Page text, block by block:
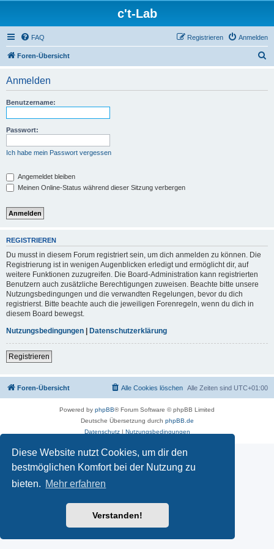
Diese Website nutzt Cookies, um dir den
bestmöglichen Komfort bei der Nutzung zu
bieten. Mehr erfahren
Verstanden!
c't-Lab
FAQ Anmelden
Registrieren
Foren-Übersicht
Anmelden
Benutzername:
Passwort:
Ich habe mein Passwort vergessen
Angemeldet bleiben
Meinen Online-Status während dieser Sitzung verbergen
REGISTRIEREN
Du musst in diesem Forum registriert sein, um dich anmelden zu können. Die
Registrierung ist in wenigen Augenblicken erledigt und ermöglicht dir, auf
weitere Funktionen zuzugreifen. Die Board-Administration kann registrierten
Benutzern auch zusätzliche Berechtigungen zuweisen. Beachte bitte unsere
Nutzungsbedingungen und die verwandten Regelungen, bevor du dich
registrierst. Bitte beachte auch die jeweiligen Forenregeln, wenn du dich in
diesem Board bewegst.
Nutzungsbedingungen | Datenschutzerklärung
Registrieren
Foren-Übersicht Alle Zeiten sind UTC+01:00
Alle Cookies löschen
Powered by phpBB® Forum Software © phpBB Limited
Deutsche Übersetzung durch phpBB.de
Datenschutz| Nutzungsbedingungen